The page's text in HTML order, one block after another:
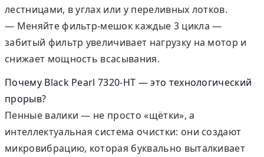
лестницами, в углах или у переливных лотков.
— Меняйте фильтр-мешок каждые 3 цикла —
забитый фильтр увеличивает нагрузку на мотор и
снижает мощность всасывания.
Почему Black Pearl 7320-HT — это технологический
прорыв?
Пенные валики — не просто «щётки», а
интеллектуальная система очистки: они создают
микровибрацию, которая буквально выталкивает